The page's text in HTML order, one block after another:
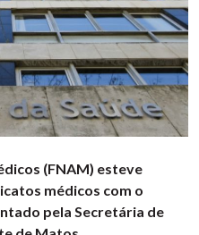
(FNAM) esteve
médicos com o
pela Secretária de